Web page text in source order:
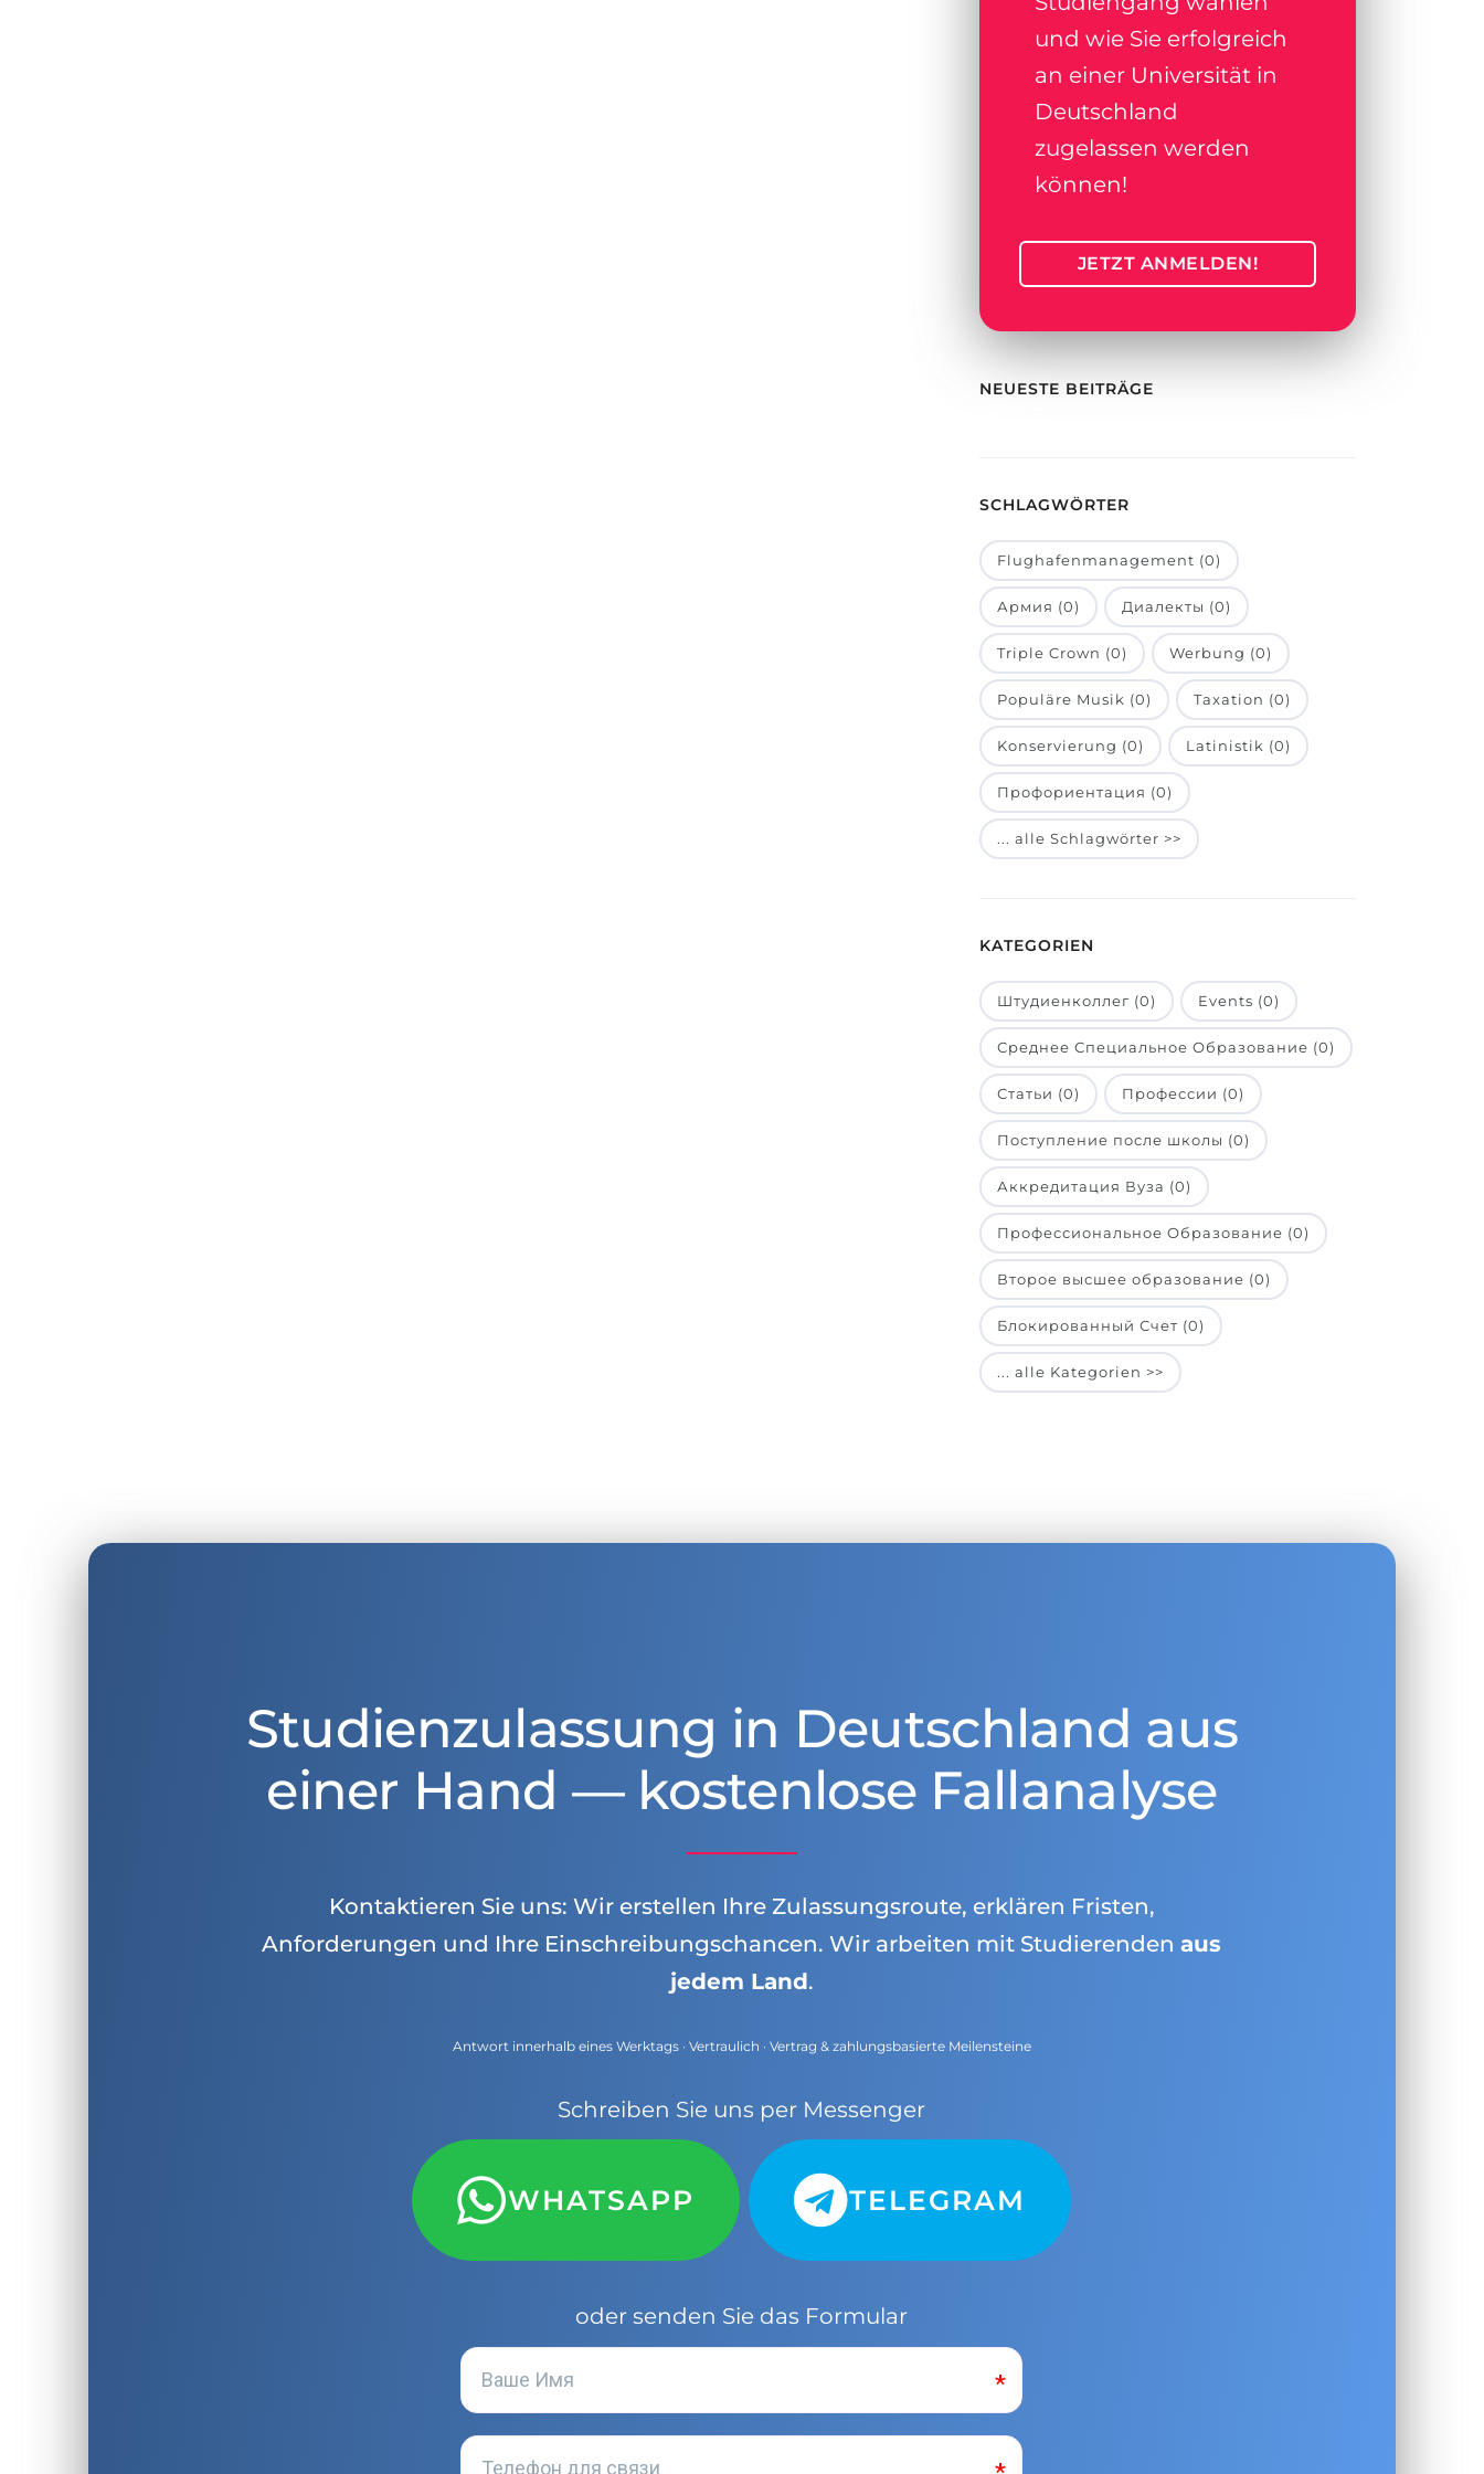
und wie Sie erfolgreich
an einer Universität in
Deutschland
zugelassen werden
können!
JETZT ANMELDEN!
NEUESTE BEITRÄGE
SCHLAGWÖRTER
Flughafenmanagement (0)
Армия (0) Диалекты (0)
Triple Crown (0) Werbung (0)
Populäre Musik (0) Taxation (0)
Konservierung (0) Latinistik (0)
Профориентация (0)
... alle Schlagwörter >>
KATEGORIEN
Штудиенколлег (0) Events (0)
Среднее Специальное Образование (0)
Статьи (0) Профессии (0)
Поступление после школы (0)
Аккредитация Вуза (0)
Профессиональное Образование (0)
Второе высшее образование (0)
Блокированный Счет (0)
... alle Kategorien >>
Studienzulassung in Deutschland aus
einer Hand — kostenlose Fallanalyse
Kontaktieren Sie uns: Wir erstellen Ihre Zulassungsroute, erklären Fristen,
Anforderungen und Ihre Einschreibungschancen. Wir arbeiten mit Studierendenaus
jedem Land.
Antwort innerhalb eines Werktags · Vertraulich · Vertrag & zahlungsbasierte Meilensteine
Schreiben Sie uns per Messenger
WHATSAPP TELEGRAM
oder senden Sie das Formular